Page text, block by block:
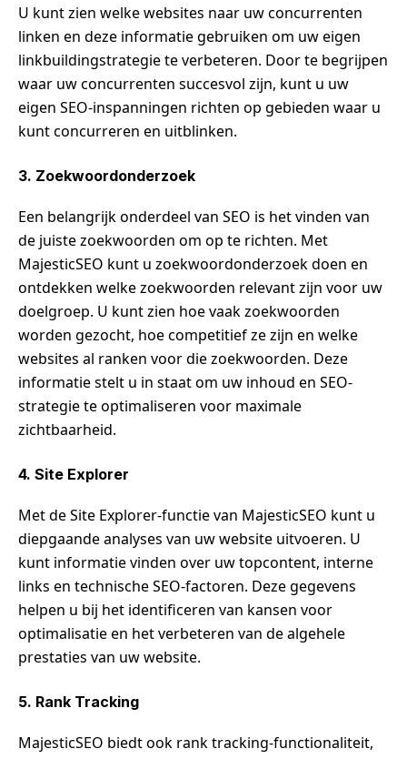
U kunt zien welke websites naar uw concurrenten
linken en deze informatie gebruiken om uw eigen
linkbuildingstrategie te verbeteren. Door te begrijpen
waar uw concurrenten succesvol zijn, kunt u uw
eigen SEO-inspanningen richten op gebieden waar u
kunt concurreren en uitblinken.
3. Zoekwoordonderzoek
Een belangrijk onderdeel van SEO is het vinden van
de juiste zoekwoorden om op te richten. Met
MajesticSEO kunt u zoekwoordonderzoek doen en
ontdekken welke zoekwoorden relevant zijn voor uw
doelgroep. U kunt zien hoe vaak zoekwoorden
worden gezocht, hoe competitief ze zijn en welke
websites al ranken voor die zoekwoorden. Deze
informatie stelt u in staat om uw inhoud en SEO-
strategie te optimaliseren voor maximale
zichtbaarheid.
4. Site Explorer
Met de Site Explorer-functie van MajesticSEO kunt u
diepgaande analyses van uw website uitvoeren. U
kunt informatie vinden over uw topcontent, interne
links en technische SEO-factoren. Deze gegevens
helpen u bij het identificeren van kansen voor
optimalisatie en het verbeteren van de algehele
prestaties van uw website.
5. Rank Tracking
MajesticSEO biedt ook rank tracking-functionaliteit,